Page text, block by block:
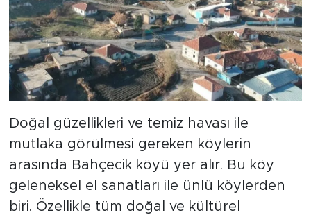
Doğal güzellikleri ve temiz havası ile
mutlaka görülmesi gereken köylerin
arasında Bahçecik köyü yer alır. Bu köy
geleneksel el sanatları ile ünlü köylerden
biri. Özellikle tüm doğal ve kültürel